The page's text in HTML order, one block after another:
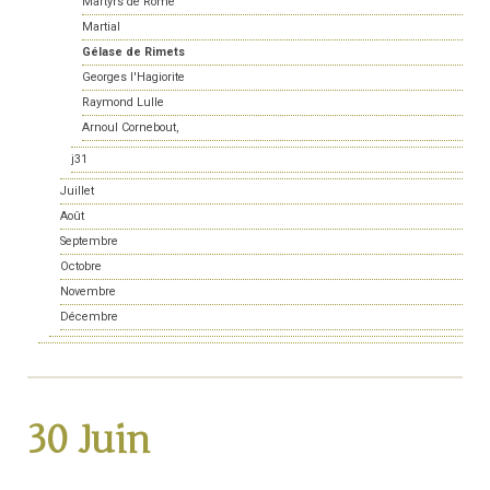
Martial
Gélase de Rimets
Georges l'Hagiorite
Raymond Lulle
Arnoul Cornebout,
j31
Juillet
Août
Septembre
Octobre
Novembre
Décembre
30 Juin